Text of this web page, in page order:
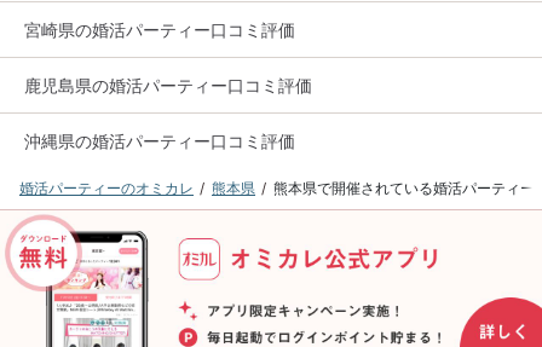
宮崎県の婚活パーティー口コミ評価
鹿児島県の婚活パーティー口コミ評価
沖縄県の婚活パーティー口コミ評価
婚活パーティーのオミカレ 熊本県 熊本県で開催されている婚活パーティー